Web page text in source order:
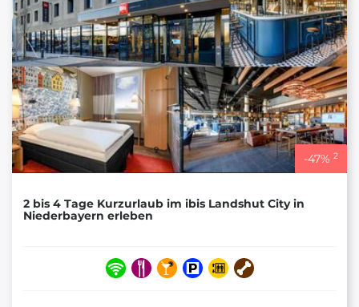
-47% 2
2 bis 4 Tage Kurzurlaub im ibis Landshut City in
Niederbayern erleben